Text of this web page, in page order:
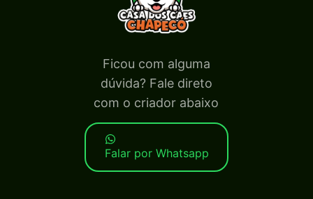
Ficou com alguma
dúvida? Fale direto
com o criador abaixo
Falar por Whatsapp